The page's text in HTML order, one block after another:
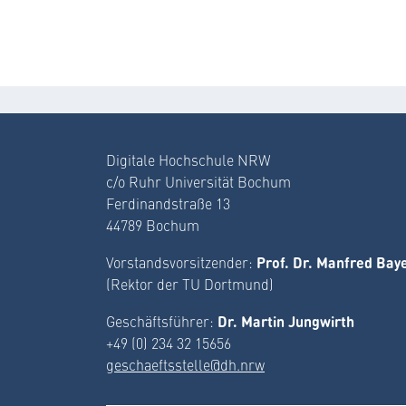
Digitale Hochschule NRW
c/o Ruhr Universität Bochum
Ferdinandstraße 13
44789 Bochum
Vorstandsvorsitzender: Prof. Dr. Manfred
(Rektor der TU Dortmund)
Geschäftsführer: Dr. Martin Jungwirth
+49 (0) 234 32 15656
geschaeftsstelle@dh.nrw